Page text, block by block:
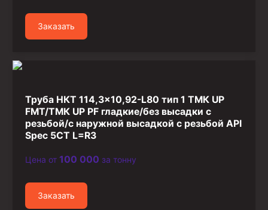
Заказать
Труба НКТ 114,3×10,92-L80 тип 1 ТМК UP
FMT/ТМК UP PF гладкие/без высадки с
резьбой/с наружной высадкой с резьбой API
Spec 5CT L=R3
Цена от 100 000 за тонну
Заказать